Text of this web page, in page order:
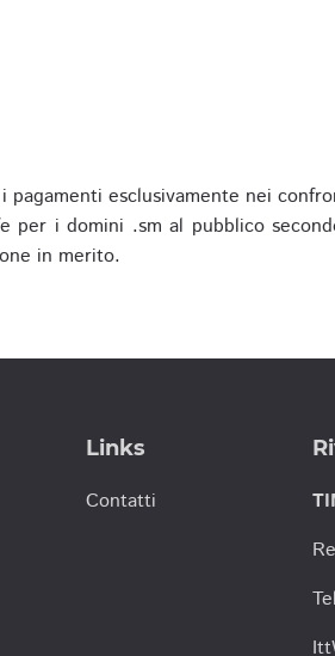
esclusivamente nei
per i domini .sm al pubblico
in merito.
Links
Contatti